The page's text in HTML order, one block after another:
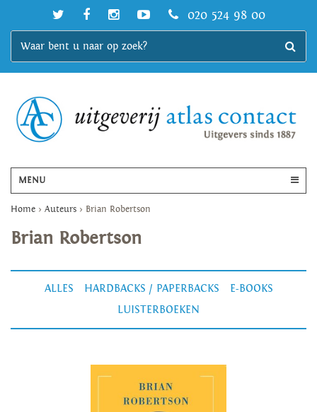
020 524 98 00
MENU
Home > Auteurs > Brian Robertson
Brian Robertson
ALLES HARDBACKS / PAPERBACKS
E-BOOKS
LUISTERBOEKEN